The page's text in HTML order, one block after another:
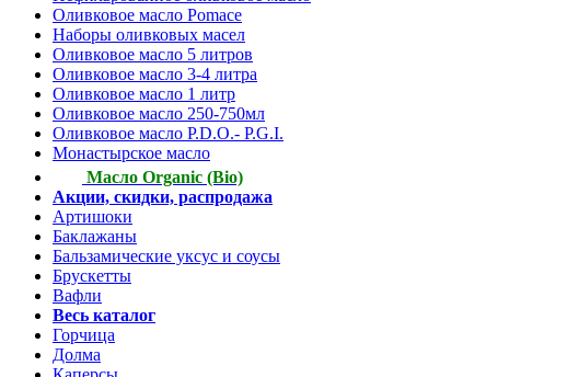
Оливковое масло Pomace
Наборы оливковых масел
Оливковое масло 5 литров
Оливковое масло 3-4 литра
Оливковое масло 1 литр
Оливковое масло 250-750мл
Оливковое масло P.D.O.- P.G.I.
Монастырское масло
Масло Organic (Bio)
Акции, скидки, распродажа
Артишоки
Баклажаны
Бальзамические уксус и соусы
Брускетты
Вафли
Весь каталог
Горчица
Долма